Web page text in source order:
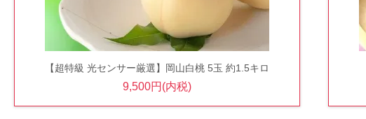
【超特級 光センサー厳選】岡山白桃 5玉 約1.5キロ
9,500円(内税)